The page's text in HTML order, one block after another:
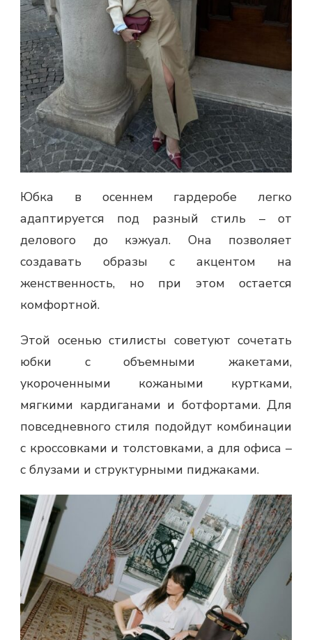
Юбка в осеннем гардеробе легко
адаптируется под разный стиль – от
делового до кэжуал. Она позволяет
создавать образы с акцентом на
женственность, но при этом остается
комфортной.
Этой осенью стилисты советуют сочетать
юбки с объемными жакетами,
укороченными кожаными куртками,
мягкими кардиганами и ботфортами. Для
повседневного стиля подойдут комбинации
с кроссовками и толстовками, а для офиса –
с блузами и структурными пиджаками.